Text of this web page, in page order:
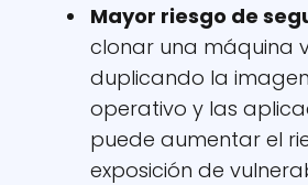
Mayor riesgo de
clonar una máquina
duplicando la
operativo y las
puede aumentar el
exposición de